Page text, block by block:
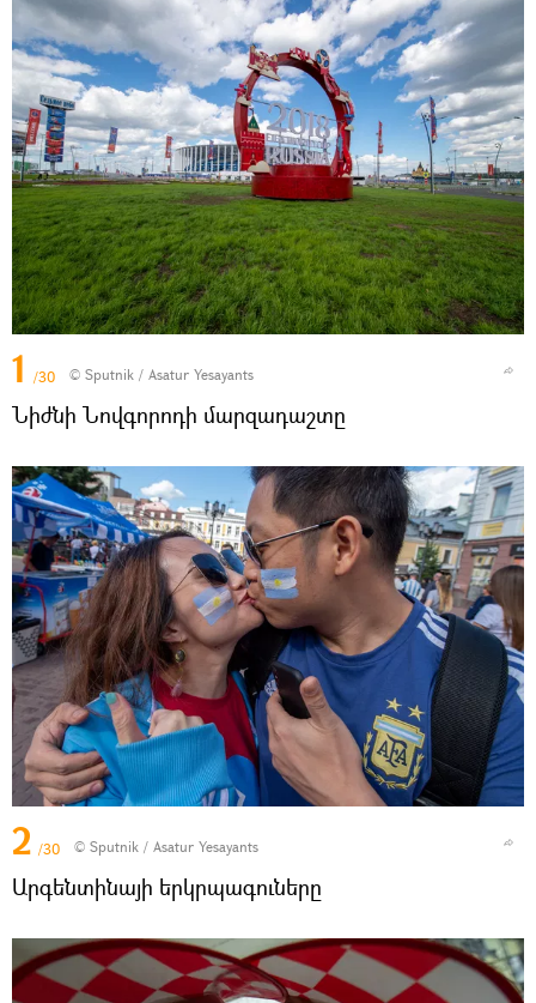
1 /30 © Sputnik / Asatur Yesayants
Նիժնի Նովգորոդի մարզադաշտը
2 /30 © Sputnik / Asatur Yesayants
Արգենտինայի երկրպագուները